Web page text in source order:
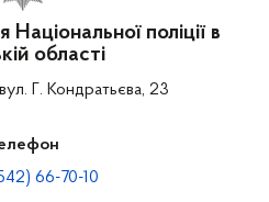
Національної поліції в
області
Г. Кондратьєва, 23
66-70-10